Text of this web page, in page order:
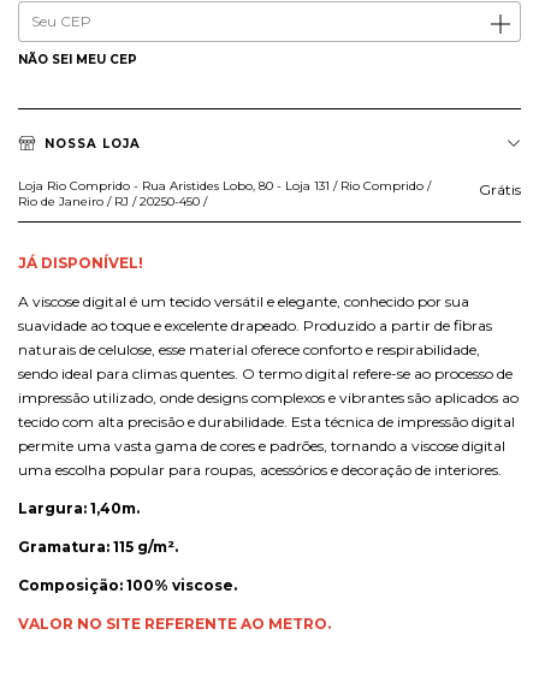
Entregas para o CEP:
NÃO SEI MEU CEP
NOSSA LOJA
Loja Rio Comprido - Rua Aristides Lobo, 80 - Loja 131 / Rio Comprido /
Rio de Janeiro / RJ / 20250-450 /
Grátis
JÁ DISPONÍVEL!
A viscose digital é um tecido versátil e elegante, conhecido por sua
suavidade ao toque e excelente drapeado. Produzido a partir de fibras
naturais de celulose, esse material oferece conforto e respirabilidade,
sendo ideal para climas quentes. O termo digital refere-se ao processo de
impressão utilizado, onde designs complexos e vibrantes são aplicados ao
tecido com alta precisão e durabilidade. Esta técnica de impressão digital
permite uma vasta gama de cores e padrões, tornando a viscose digital
uma escolha popular para roupas, acessórios e decoração de interiores.
Largura: 1,40m.
Gramatura: 115 g/m².
Composição: 100% viscose.
VALOR NO SITE REFERENTE AO METRO.